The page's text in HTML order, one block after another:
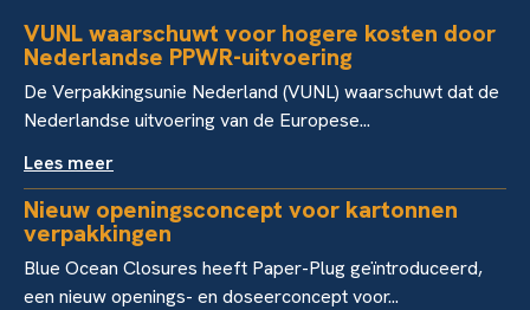
VUNL waarschuwt voor hogere kosten door
Nederlandse PPWR-uitvoering
De Verpakkingsunie Nederland (VUNL) waarschuwt dat de
Nederlandse uitvoering van de Europese...
Lees meer
Nieuw openingsconcept voor kartonnen
verpakkingen
Blue Ocean Closures heeft Paper-Plug geïntroduceerd,
een nieuw openings- en doseerconcept voor...